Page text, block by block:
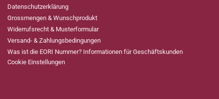
Datenschutzerklärung
Grossmengen & Wunschprodukt
Widerrufsrecht & Musterformular
Versand- & Zahlungsbedingungen
Was ist die EORI Nummer? Informationen für Geschäftskunden
Cookie Einstellungen